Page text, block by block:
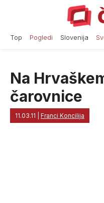
Top Pogledi Slovenija
Na
čarovnice
11.03.11 Franci Koncilija